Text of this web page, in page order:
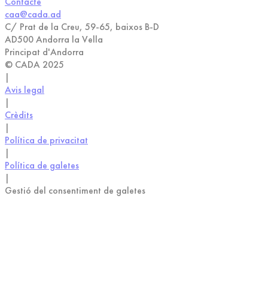
caa@cada.ad
C/ Prat de la Creu, 59-65, baixos B-D
AD500 Andorra la Vella
Principat d'Andorra
© CADA 2025
|
Avis legal
|
Crèdits
|
Política de privacitat
|
Política de galetes
|
Gestió del consentiment de galetes